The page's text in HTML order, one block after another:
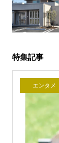
特集記事
エンタメ